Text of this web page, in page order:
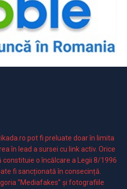
pot fi preluate doar în limita
în lead a sursei cu link activ. Orice
o încălcare a Legii 8/1996
fi sancționată în consecință.
”Mediafakes” și fotografiile